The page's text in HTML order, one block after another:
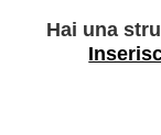
Hai una